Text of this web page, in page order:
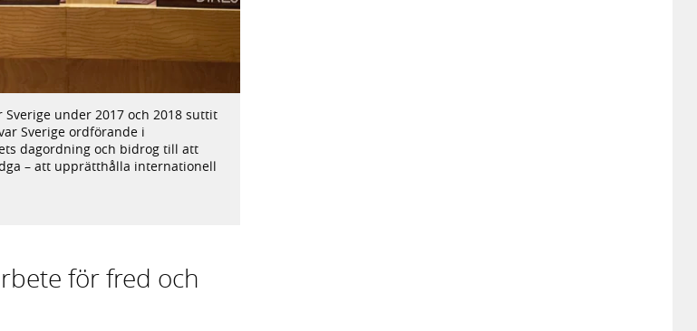
under 2017 och 2018 suttit
Sverige ordförande i
dagordning och bidrog till att
– att upprätthålla internationell
för fred och